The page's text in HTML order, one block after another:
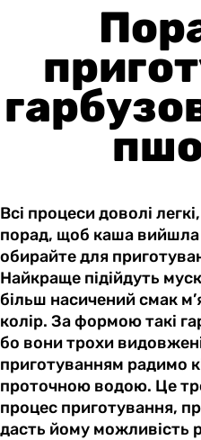
Всі процеси доволі
порад, щоб каша
обирайте для
Найкраще підійдуть
більш насичений смак
колір. За формою такі
бо вони трохи
приготуванням радимо
проточною водою. Це
процес приготування,
дасть йому можливість